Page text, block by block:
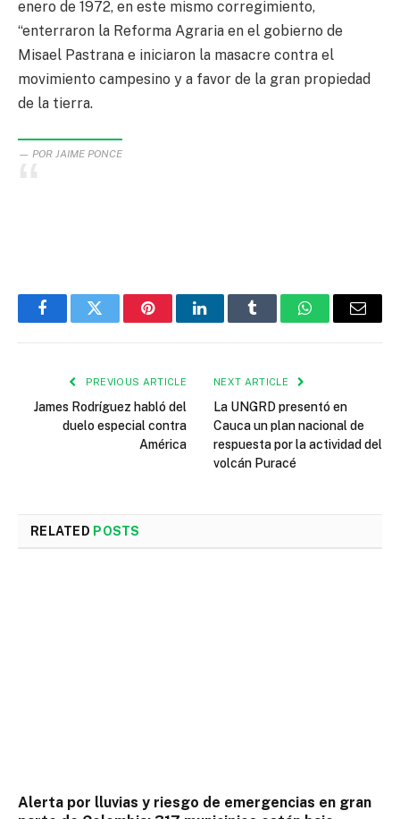
enero de 1972, en este mismo corregimiento,
“enterraron la Reforma Agraria en el gobierno de
Misael Pastrana e iniciaron la masacre contra el
movimiento campesino y a favor de la gran propiedad
de la tierra.
POR JAIME PONCE
FacebookTwitter PinterestLinkedInTumblr WhatsAppEmail
PREVIOUS ARTICLE
James Rodríguez habló del
duelo especial contra
América
NEXT ARTICLE
La UNGRD presentó en
Cauca un plan nacional de
respuesta por la actividad del
volcán Puracé
RELATED POSTS
Alerta por lluvias y riesgo de emergencias en gran